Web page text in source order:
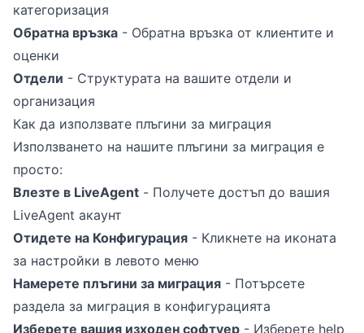
категоризация
Обратна връзка - Обратна връзка от клиентите и
оценки
Отдели - Структурата на вашите отдели и
организация
Как да използвате плъгини за миграция
Използването на нашите плъгини за миграция е
просто:
Влезте в LiveAgent - Получете достъп до вашия
LiveAgent акаунт
Отидете на Конфигурация - Кликнете на иконата
за настройки в левото меню
Намерете плъгини за миграция - Потърсете
раздела за миграция в конфигурацията
Изберете вашия изходен софтуер - Изберете help